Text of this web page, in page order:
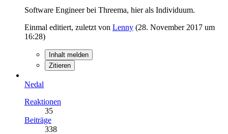
Software Engineer bei Threema, hier als Individuum.
Einmal editiert, zuletzt von Lenny (28. November 2017 um
16:28)
Inhalt melden
Zitieren
Nedal
Reaktionen
35
Beiträge
338